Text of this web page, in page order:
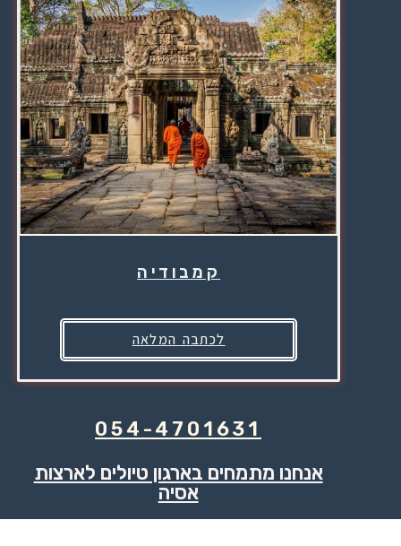
קמבודיה
לכתבה המלאה
054-4701631
אנחנו מתמחים בארגון טיולים לארצות
אסיה